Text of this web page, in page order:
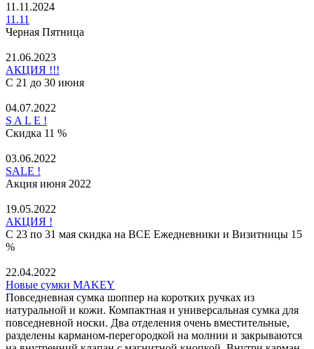
11.11.2024
11.11
Черная Пятница
21.06.2023
АКЦИЯ !!!
С 21 до 30 июня
04.07.2022
S A L E !
Скидка 11 %
03.06.2022
SALE !
Акция июня 2022
19.05.2022
АКЦИЯ !
С 23 по 31 мая скидка на ВСЕ Ежедневники и Визитницы 15
%
22.04.2022
Новые сумки MAKEY
Повседневная сумка шоппер на коротких ручках из
натуральной и кожи. Компактная и универсальная сумка для
повседневной носки. Два отделения очень вместительные,
разделены карманом-перегородкой на молнии и закрываются